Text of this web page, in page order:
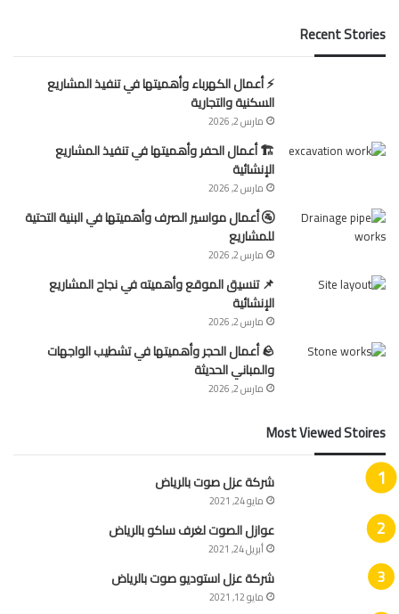
Recent Stories
⚡ أعمال الكهرباء وأهميتها في تنفيذ المشاريع
السكنية والتجارية
مارس 2, 2026
🏗 أعمال الحفر وأهميتها في تنفيذ المشاريع
الإنشائية
مارس 2, 2026
🚰 أعمال مواسير الصرف وأهميتها في البنية التحتية
للمشاريع
مارس 2, 2026
📌 تنسيق الموقع وأهميته في نجاح المشاريع
الإنشائية
مارس 2, 2026
🪨 أعمال الحجر وأهميتها في تشطيب الواجهات
والمباني الحديثة
مارس 2, 2026
Most Viewed Stoires
شركة عزل صوت بالرياض
مايو 24, 2021
عوازل الصوت لغرف ساكو بالرياض
أبريل 24, 2021
شركة عزل استوديو صوت بالرياض
مايو 12, 2021